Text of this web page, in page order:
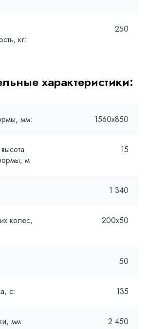
кг:
250
характеристики:
мм: 1560х850
м:
15
1 340
колес,
200х50
50
с: 135
мм: 2 450